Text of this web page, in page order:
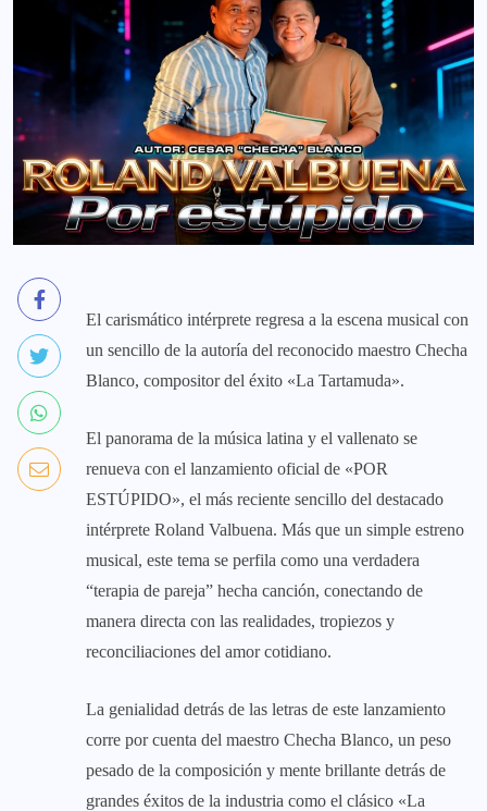
El carismático intérprete regresa a la escena musical con
un sencillo de la autoría del reconocido maestro Checha
Blanco, compositor del éxito «La Tartamuda».
El panorama de la música latina y el vallenato se
renueva con el lanzamiento oficial de «POR
ESTÚPIDO», el más reciente sencillo del destacado
intérprete Roland Valbuena. Más que un simple estreno
musical, este tema se perfila como una verdadera
“terapia de pareja” hecha canción, conectando de
manera directa con las realidades, tropiezos y
reconciliaciones del amor cotidiano.
La genialidad detrás de las letras de este lanzamiento
corre por cuenta del maestro Checha Blanco, un peso
pesado de la composición y mente brillante detrás de
grandes éxitos de la industria como el clásico «La